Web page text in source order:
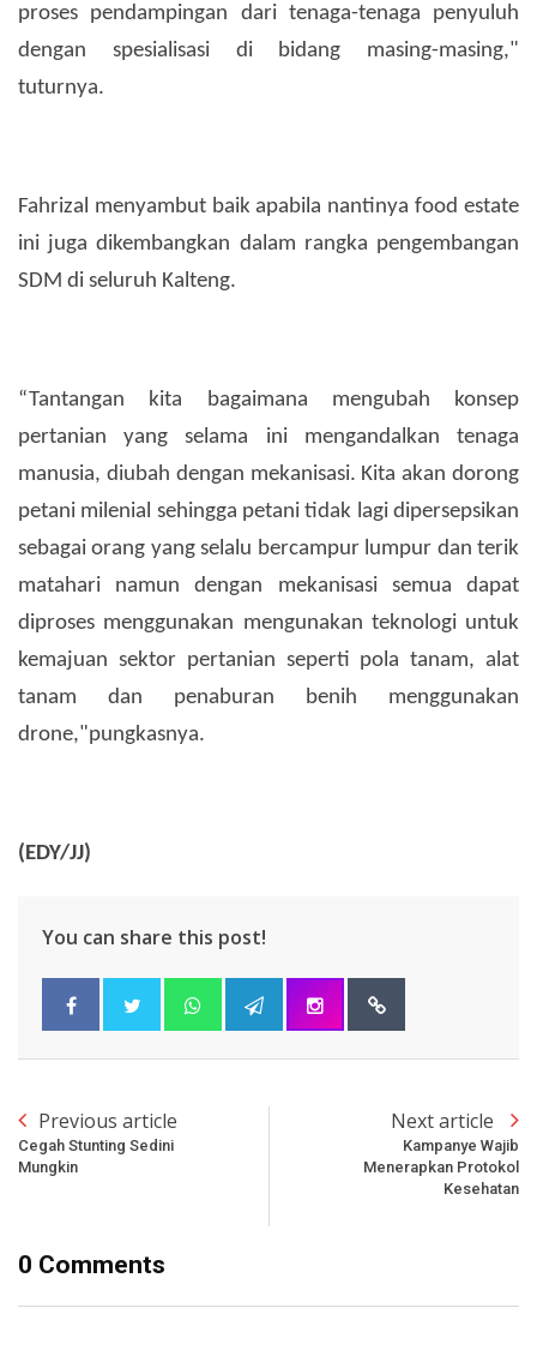
proses pendampingan dari tenaga-tenaga penyuluh
dengan spesialisasi di bidang masing-masing,"
tuturnya.
Fahrizal menyambut baik apabila nantinya food estate
ini juga dikembangkan dalam rangka pengembangan
SDM di seluruh Kalteng.
“Tantangan kita bagaimana mengubah konsep
pertanian yang selama ini mengandalkan tenaga
manusia, diubah dengan mekanisasi. Kita akan dorong
petani milenial sehingga petani tidak lagi dipersepsikan
sebagai orang yang selalu bercampur lumpur dan terik
matahari namun dengan mekanisasi semua dapat
diproses menggunakan mengunakan teknologi untuk
kemajuan sektor pertanian seperti pola tanam, alat
tanam dan penaburan benih menggunakan
drone,"pungkasnya.
(EDY/JJ)
You can share this post!
Previous article
Cegah Stunting Sedini
Mungkin
Next article
Kampanye Wajib
Menerapkan Protokol
Kesehatan
0 Comments